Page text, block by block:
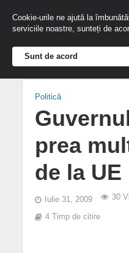
Politică
prea
de la UE
Iulie 31, 2009 30
4 Timp de citire
Cookie-urile ne ajută la
serviciile noastre, sunteți de
Sunt de acord